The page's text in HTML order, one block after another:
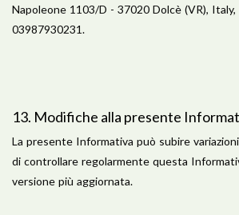
Napoleone 1103/D - 37020 Dolcè (VR), Italy,
03987930231.
13. Modifiche alla presente
La presente Informativa può subire
di controllare regolarmente questa
versione più aggiornata.